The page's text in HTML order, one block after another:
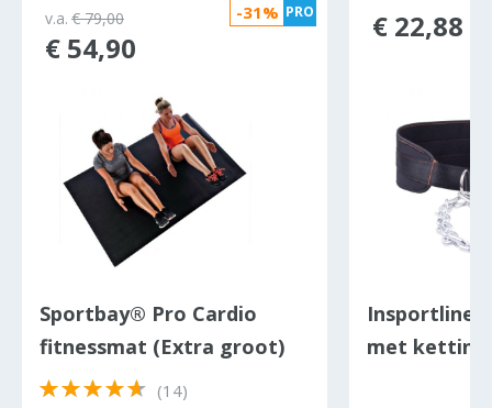
-31% PRO
Sportbay® Pro Cardio
fitnessmat (Extra groot)
(14)
v.a. € 79,00
€ 54,90
Insportline
met ketting
€ 22,88